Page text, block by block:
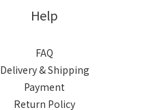
Help
FAQ
Delivery & Shipping
Payment
Return Policy